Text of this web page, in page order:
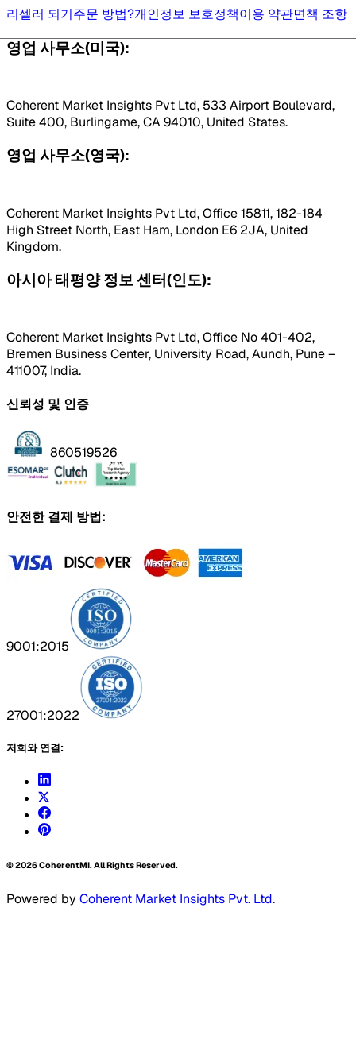
리셀러 되기주문 방법?개인정보 보호정책이용 약관면책 조항
영업 사무소(미국):
Coherent Market Insights Pvt Ltd, 533 Airport Boulevard,
Suite 400, Burlingame, CA 94010, United States.
영업 사무소(영국):
Coherent Market Insights Pvt Ltd, Office 15811, 182-184
High Street North, East Ham, London E6 2JA, United
Kingdom.
아시아 태평양 정보 센터(인도):
Coherent Market Insights Pvt Ltd, Office No 401-402,
Bremen Business Center, University Road, Aundh, Pune –
411007, India.
신뢰성 및 인증
860519526
안전한 결제 방법:
9001:2015
27001:2022
저희와 연결:
©2026CoherentMI. All Rights Reserved.
Powered by Coherent Market Insights Pvt. Ltd.